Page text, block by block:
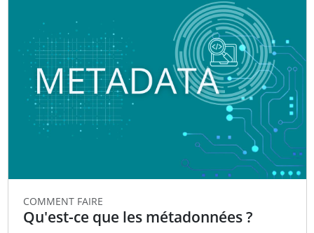
COMMENT FAIRE
Qu'est-ce que les métadonnées ?